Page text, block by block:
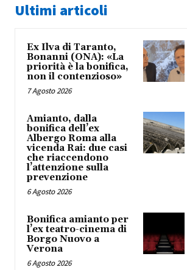
Ultimi articoli
Ex Ilva di Taranto,
Bonanni (ONA): «La
priorità è la bonifica,
non il contenzioso»
7 Agosto 2026
Amianto, dalla
bonifica dell’ex
Albergo Roma alla
vicenda Rai: due casi
che riaccendono
l’attenzione sulla
prevenzione
6 Agosto 2026
Bonifica amianto per
l’ex teatro-cinema di
Borgo Nuovo a
Verona
6 Agosto 2026